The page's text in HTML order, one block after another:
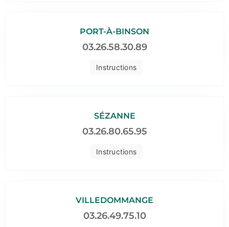
Instructions
PORT-À-BINSON
03.26.58.30.89
Instructions
SÉZANNE
03.26.80.65.95
VILLEDOMMANGE
03.26.49.75.10